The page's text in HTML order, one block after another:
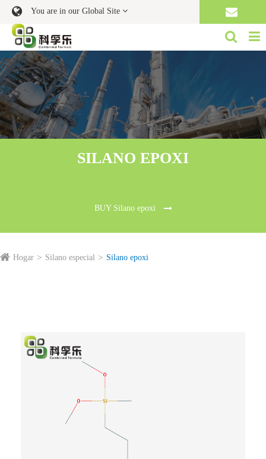
You are in our Global Site
SILANO EPOXI
BUY Silano epoxi
Hogar Silano especial Silano epoxi